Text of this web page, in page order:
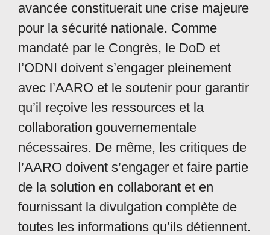
avancée constituerait une crise majeure
pour la sécurité nationale. Comme
mandaté par le Congrès, le DoD et
l’ODNI doivent s’engager pleinement
avec l’AARO et le soutenir pour garantir
qu’il reçoive les ressources et la
collaboration gouvernementale
nécessaires. De même, les critiques de
l’AARO doivent s’engager et faire partie
de la solution en collaborant et en
fournissant la divulgation complète de
toutes les informations qu’ils détiennent.